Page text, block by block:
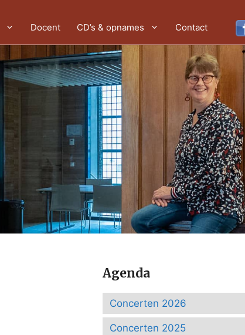
Docent CD’s & opnames Contact
Agenda
Concerten 2026
Concerten 2025